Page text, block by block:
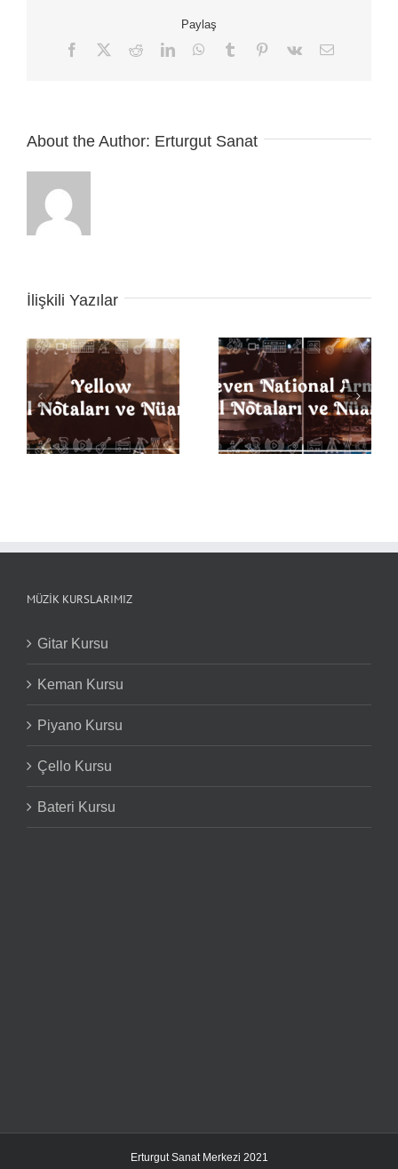
Paylaş
Facebook RedditLinkedInWhatsApp
Tumblr Pinterest
Vk
E-
About the Author: Erturgut Sanat
İlişkili Yazılar
Seven Nation Army
Davul Notaları ve
Nüansları
Back in Black Davul
Notaları ve Nüansları
MÜZIK KURSLARIMIZ
Gitar Kursu
Keman Kursu
Piyano Kursu
Çello Kursu
Bateri Kursu
Erturgut Sanat Merkezi 2021